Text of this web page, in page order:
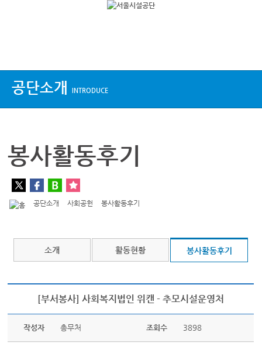
공단소개 INTRODUCE
봉사활동후기
공단소개 사회공헌 봉사활동후기
소개 활동현황 봉사활동후기
[부서봉사] 사회복지법인 위캔 - 추모시설운영처
작성자 총무처 조회수 3898